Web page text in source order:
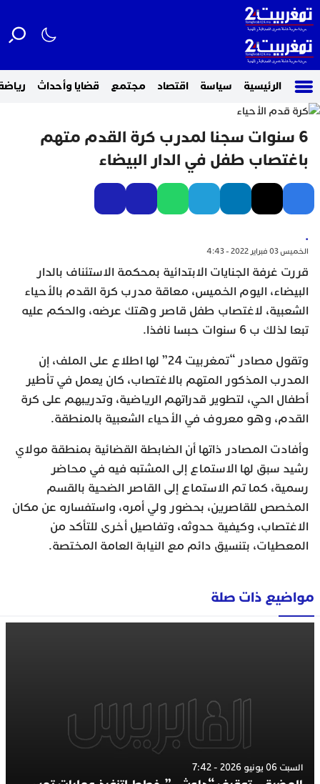
الرئيسية سياسة اقتصاد مجتمع قضايا وأحداث
6 سنوات سجنا لمدرب كرة القدم متهم
باغتصاب طفل في الدار البيضاء
.
الخميس 03 فبراير 2022 - 4:43
قررت غرفة الجنايات الابتدائية بمحكمة الاستئناف بالدار
البيضاء، اليوم الخميس، معاقة مدرب كرة القدم بالأحياء
الشعبية، لاغتصاب طفل قاصر وهتك عرضه، والحكم عليه
تبعا لذلك ب 6 سنوات حبسا نافذا.
وتقول مصادر “تمغربيت 24” لها اطلاع على الملف، إن
المدرب المذكور المتهم بالاغتصاب، كان يعمل في تأطير
أطفال الحي، لتطوير قدراتهم الرياضية، وتدريبهم على كرة
القدم، وهو معروف في الأحياء الشعبية بالمنطقة.
وأفادت المصادر ذاتها أن الضابطة القضائية بمنطقة مولاي
رشيد سبق لها الاستماع إلى المشتبه فيه في محاضر
رسمية، كما تم الاستماع إلى القاصر الضحية بالقسم
المخصص للقاصرين، بحضور ولي أمره، واستفساره عن مكان
الاغتصاب، وكيفية حدوثه، وتفاصيل أخرى للتأكد من
المعطيات، بتنسيق دائم مع النيابة العامة المختصة.
مواضيع ذات صلة
السبت 06 يونيو 2026 - 7:42